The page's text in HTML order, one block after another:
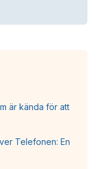
är kända för att
Telefonen: En